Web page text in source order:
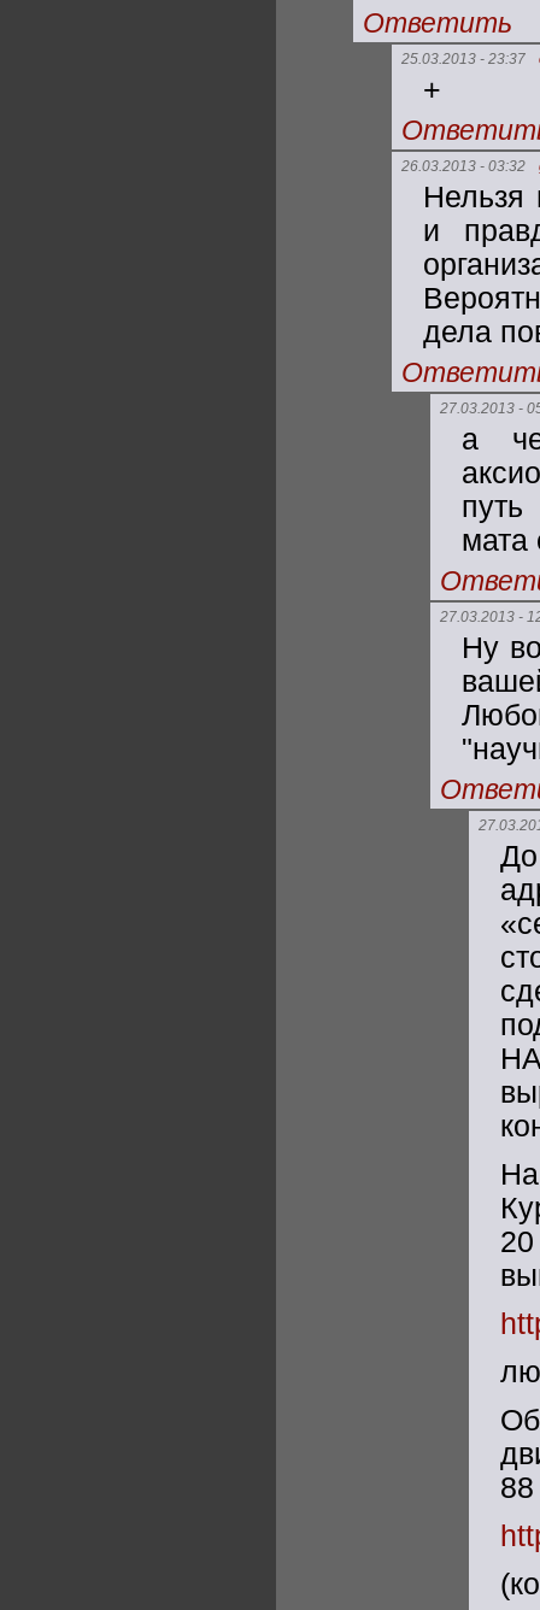
Ответить
25.03.2013 - 23:37
+
26.03.2013 - 03:32
Нельзя
и
дела
27.03.2013 -
а
путь
мата
27.03.2013 -
Ну